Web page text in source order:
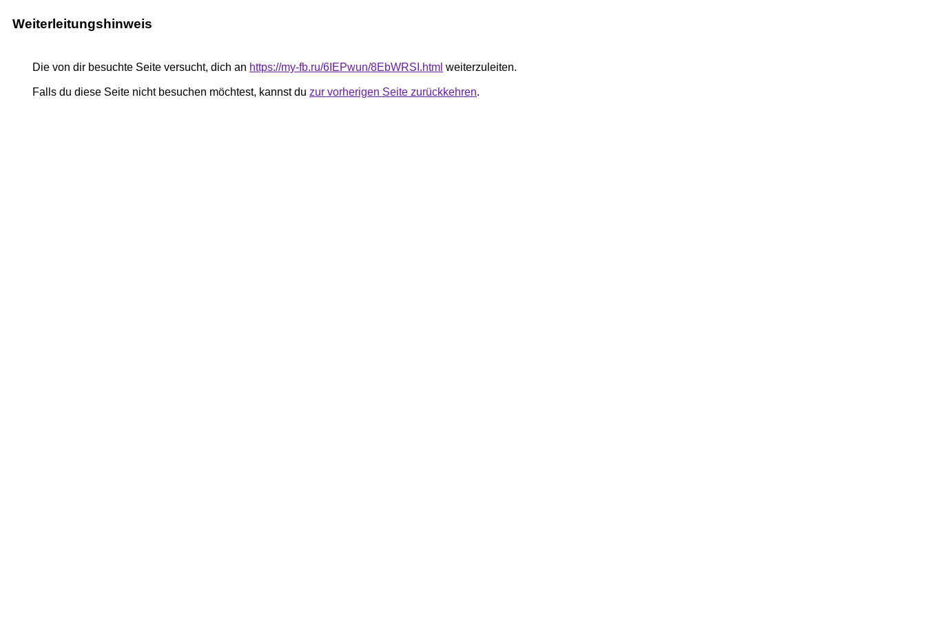
Weiterleitungshinweis
Die von dir besuchte Seite versucht, dich an https://my-fb.ru/6IEPwun/8EbWRSI.html weiterzuleiten.
Falls du diese Seite nicht besuchen möchtest, kannst du zur vorherigen Seite zurückkehren.